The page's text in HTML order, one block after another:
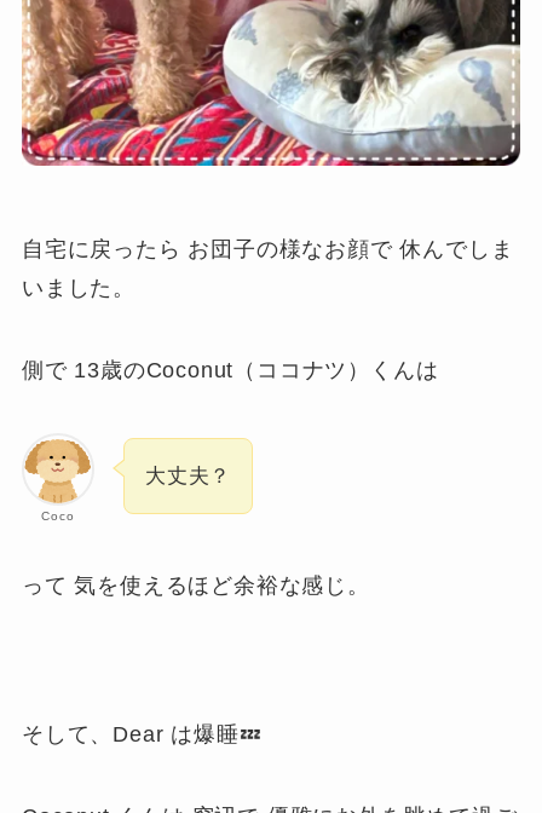
自宅に戻ったら お団子の様なお顔で 休んでしま
いました。
側で 13歳のCoconut（ココナツ）くんは
Coco
大丈夫？
って 気を使えるほど余裕な感じ。
そして、Dear は爆睡💤